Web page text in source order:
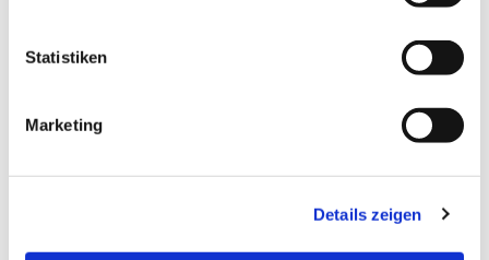
Statistiken
Marketing
Details zeigen